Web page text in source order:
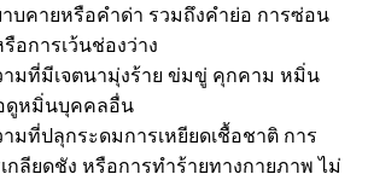
บคายหรือคำด่า รวมถึงคำย่อ การซ่อน
อการเว้นช่องว่าง
มที่มีเจตนามุ่งร้าย ข่มขู่ คุกคาม หมิ่น
ดูหมิ่นบุคคลอื่น
มที่ปลุกระดมการเหยียดเชื้อชาติ การ
กลียดชัง หรือการทำร้ายทางกายภาพ ไม่